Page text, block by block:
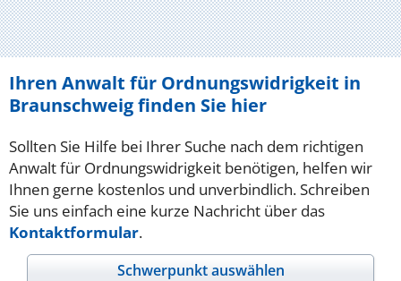
Ihren Anwalt für Ordnungswidrigkeit in
Braunschweig finden Sie hier
Sollten Sie Hilfe bei Ihrer Suche nach dem richtigen
Anwalt für Ordnungswidrigkeit benötigen, helfen wir
Ihnen gerne kostenlos und unverbindlich. Schreiben
Sie uns einfach eine kurze Nachricht über das
Kontaktformular.
Schwerpunkt auswählen